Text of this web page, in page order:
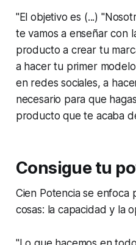
"El objetivo es (...)
te vamos a enseñar con
producto a crear tu
a hacer tu primer
en redes sociales, a
necesario para que
producto que te acaba
Consigue tu
Cien Potencia se enfoca
cosas: la capacidad y la